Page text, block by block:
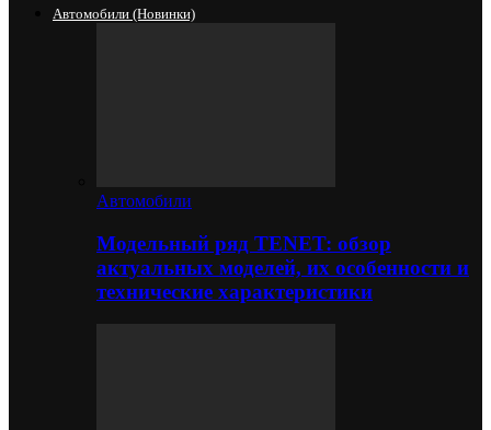
Автомобили (новинки)
Автомобили
Модельный ряд TENET: обзор
актуальных моделей, их особенности и
технические характеристики